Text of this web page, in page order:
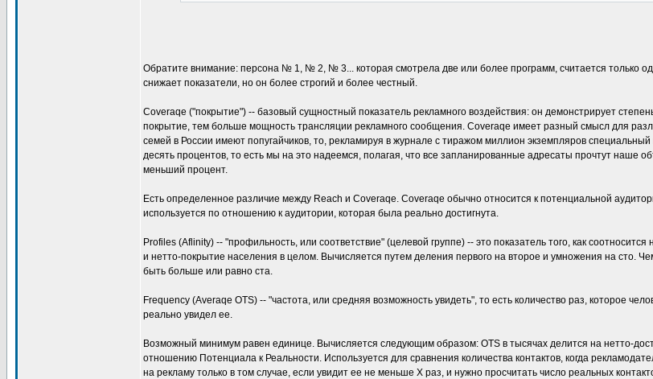
Обратите внимание: персона № 1, № 2, № 3... которая смотрела две или более программ, считается только
снижает показатели, но он более строгий и более честный.
Coveraqe ("покрытие") -- базовый сущностный показатель рекламного воздействия: он демонстрирует
покрытие, тем больше мощность трансляции рекламного сообщения. Coveraqe имеет разный смысл для
семей в России имеют попугайчиков, то, рекламируя в журнале с тиражом миллион экземпляров
десять процентов, то есть мы на это надеемся, полагая, что все запланированные адресаты прочтут наше
меньший процент.
Есть определенное различие между Reach и Coveraqe. Coveraqe обычно относится к потенциальной
используется по отношению к аудитории, которая была реально достигнута.
Profiles (Aflinity) -- "профильность, или соответствие" (целевой группе) -- это показатель того, как
и нетто-покрытие населения в целом. Вычисляется путем деления первого на второе и умножения на сто.
быть больше или равно ста.
Frequency (Averaqe OTS) -- "частота, или средняя возможность увидеть", то есть количество раз, которое
реально увидел ее.
Возможный минимум равен единице. Вычисляется следующим образом: OTS в тысячах делится на нетто-
отношению Потенциала к Реальности. Используется для сравнения количества контактов, когда
на рекламу только в том случае, если увидит ее не меньше Х раз, и нужно просчитать число реальных